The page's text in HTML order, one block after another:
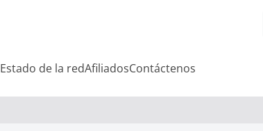
Estado de la redAfiliadosContáctenos